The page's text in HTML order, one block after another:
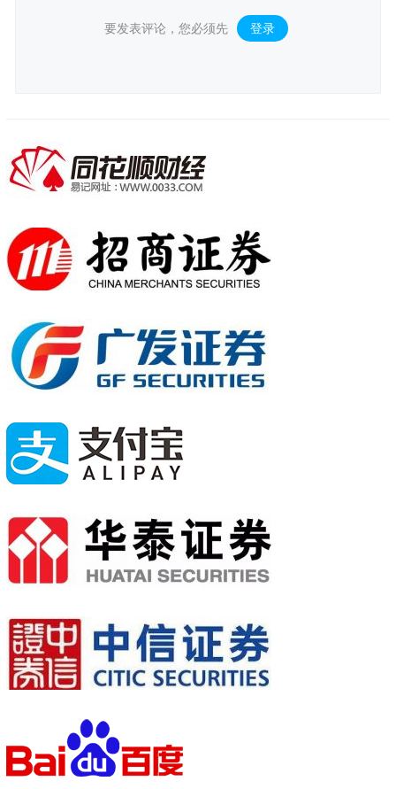
要发表评论，您必须先 登录 。